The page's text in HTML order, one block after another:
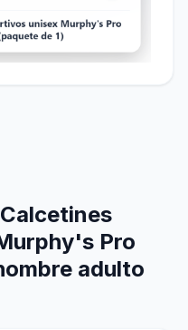
Pro
adulto